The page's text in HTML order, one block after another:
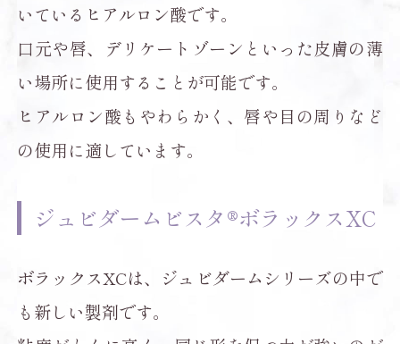
いているヒアルロン酸です。
口元や唇、デリケートゾーンといった皮膚の薄
い場所に使用することが可能です。
ヒアルロン酸もやわらかく、唇や目の周りなど
の使用に適しています。
ジュビダームビスタ®ボラックスXC
ボラックスXCは、ジュビダームシリーズの中で
も新しい製剤です。